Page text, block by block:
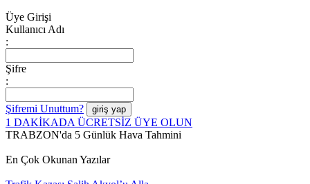
Üye Girişi
Kullanıcı Adı
:
Şifre
:
Şifremi Unuttum?
1 DAKİKADA ÜCRETSİZ ÜYE OLUN
TRABZON'da 5 Günlük Hava Tahmini
En Çok Okunan Yazılar